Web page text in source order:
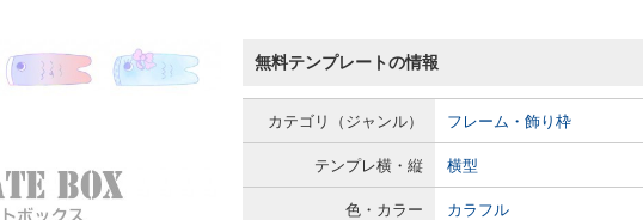
無料テンプレートの情報
カテゴリ（ジャンル） フレーム・飾り枠
テンプレ横・縦 横型
色・カラー カラフル